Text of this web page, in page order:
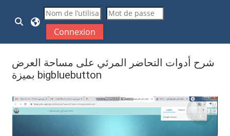
Passer au contenu principal
Activer/désactiver la saisie de recherche
Connexion
شرح أدوات التحاضر المرئي على مساحة العرض
بميزة bigbluebutton